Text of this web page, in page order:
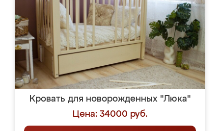
Кровать для новорожденных "Люка"
Цена: 34000 руб.